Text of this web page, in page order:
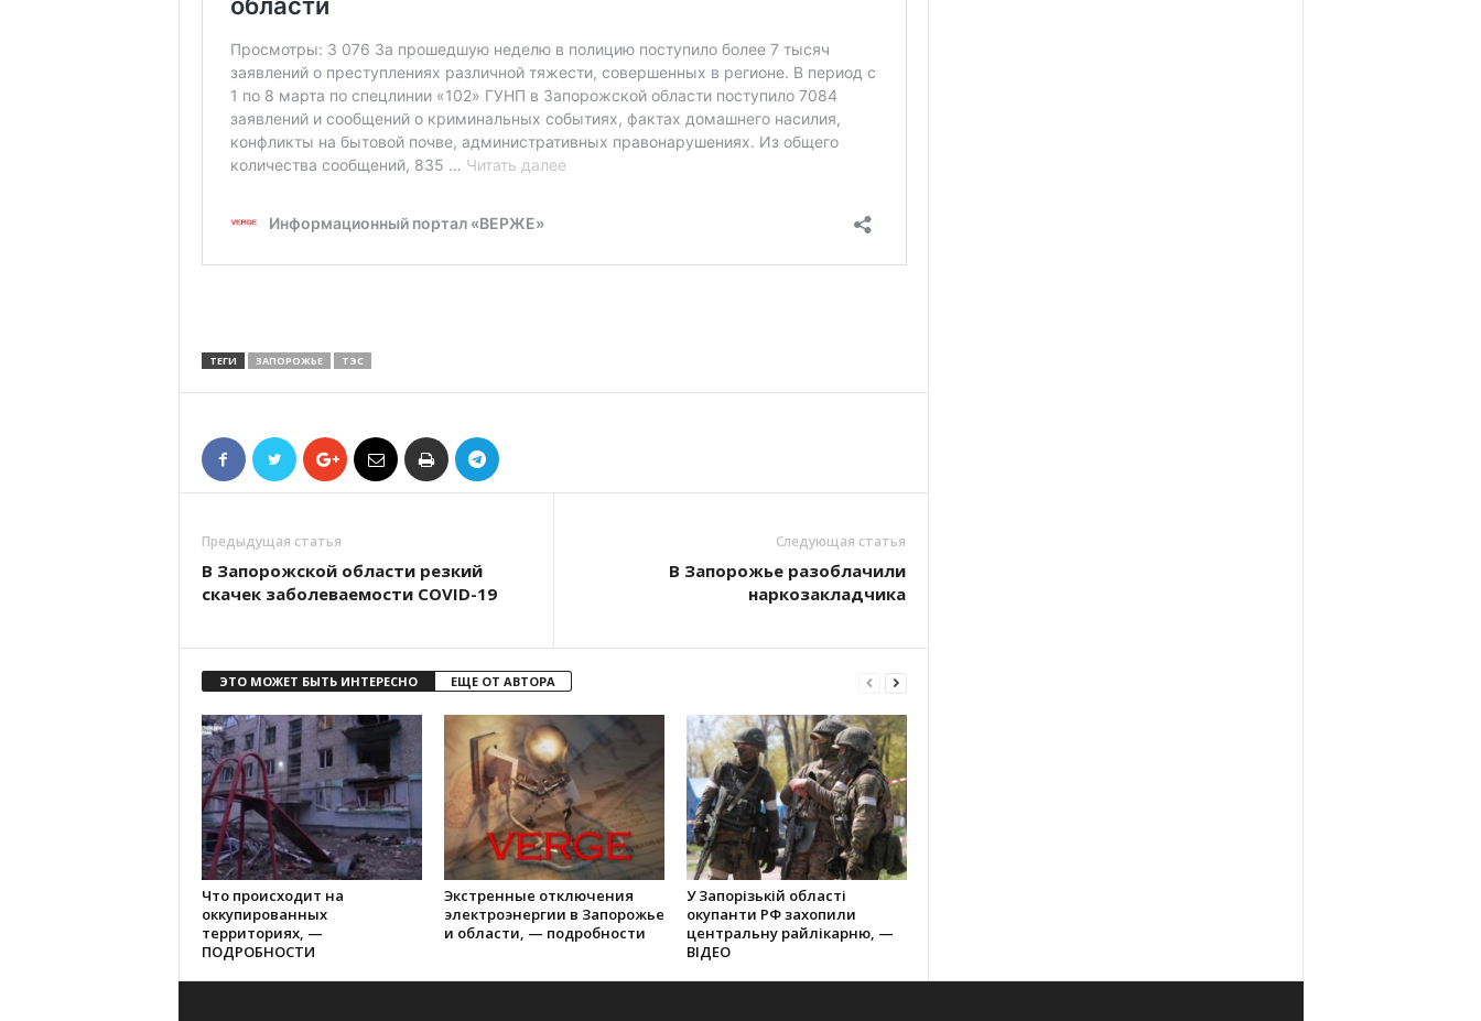
ТЕГИ ЗАПОРОЖЬЕ ТЭС
Предыдущая статья
В Запорожской области резкий
скачек заболеваемости COVID-19
Следующая статья
В Запорожье разоблачили
наркозакладчика
ЭТО МОЖЕТ БЫТЬ ИНТЕРЕСНО ЕЩЕ ОТ АВТОРА
Что происходит на
оккупированных
территориях, —
ПОДРОБНОСТИ
Экстренные отключения
электроэнергии в Запорожье
и области, — подробности
У Запорізькій області
окупанти РФ захопили
центральну райлікарню, —
ВІДЕО